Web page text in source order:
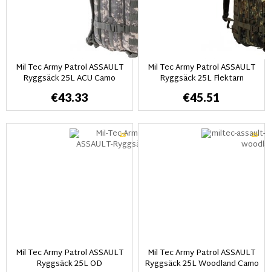
Mil Tec Army Patrol ASSAULT
Ryggsäck 25L ACU Camo
€43.33
Mil Tec Army Patrol ASSAULT
Ryggsäck 25L Flektarn
€45.51
25
Mil Tec Army Patrol ASSAULT
Ryggsäck 25L OD
25
Mil Tec Army Patrol ASSAULT
Ryggsäck 25L Woodland Camo